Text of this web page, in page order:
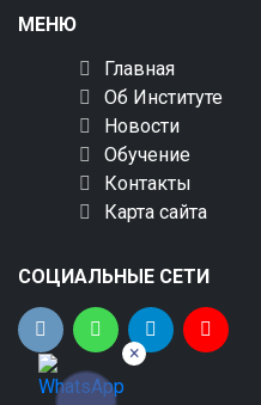
МЕНЮ
Главная
Об Институте
Новости
Обучение
Контакты
Карта сайта
СОЦИАЛЬНЫЕ СЕТИ
×